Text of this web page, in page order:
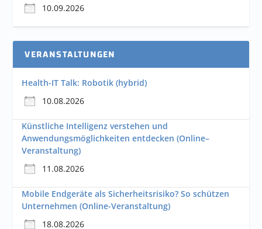
10.09.2026
VERANSTALTUNGEN
Health-IT Talk: Robotik (hybrid)
10.08.2026
Künstliche Intelligenz verstehen und
Anwendungsmöglichkeiten entdecken (Online–
Veranstaltung)
11.08.2026
Mobile Endgeräte als Sicherheitsrisiko? So schützen
Unternehmen (Online-Veranstaltung)
18.08.2026